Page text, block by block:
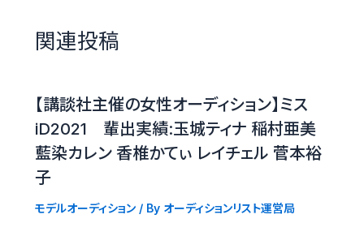
関連投稿
【講談社主催の女性オーディション】ミス
iD2021 輩出実績:玉城ティナ 稲村亜美
藍染カレン 香椎かてぃ レイチェル 菅本裕
子
モデルオーディション/ By オーディションリスト運営局